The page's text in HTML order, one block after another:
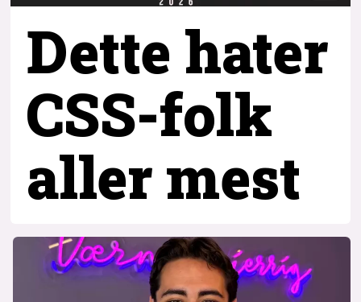
Dette hater
CSS-folk
aller mest